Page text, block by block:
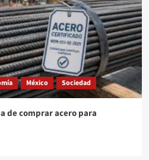
México Sociedad
de comprar acero para